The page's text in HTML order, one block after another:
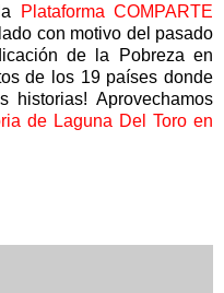
Plataforma COMPARTE
con motivo del pasado
de la Pobreza en
de los 19 países donde
historias! Aprovechamos
de Laguna Del Toro en